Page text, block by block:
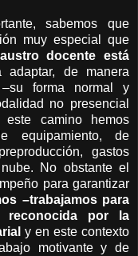
sabemos que
muy especial que
docente está
de manera
forma normal y
no presencial
camino hemos
equipamiento, de
gastos
No obstante el
para garantizar
–trabajamos para
por la
y en este contexto
motivante y de